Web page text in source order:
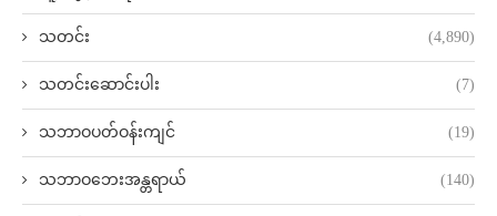
သတင်း (4,890)
သတင်းဆောင်းပါး (7)
သဘာဝပတ်ဝန်းကျင် (19)
သဘာဝဘေးအန္တရာယ် (140)